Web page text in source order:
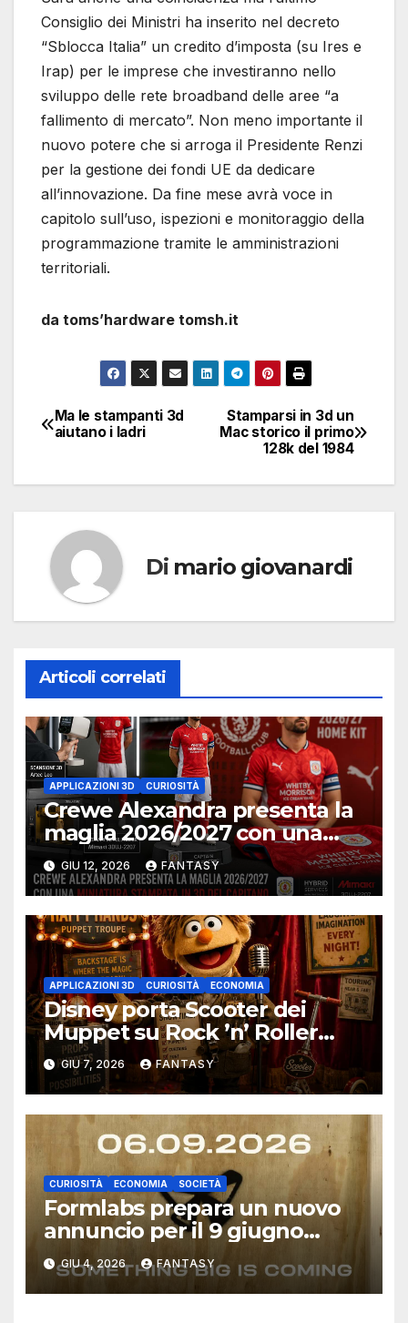
Consiglio dei Ministri ha inserito nel decreto
“Sblocca Italia” un credito d’imposta (su Ires e
Irap) per le imprese che investiranno nello
sviluppo delle rete broadband delle aree “a
fallimento di mercato”. Non meno importante il
nuovo potere che si arroga il Presidente Renzi
per la gestione dei fondi UE da dedicare
all’innovazione. Da fine mese avrà voce in
capitolo sull’uso, ispezioni e monitoraggio della
programmazione tramite le amministrazioni
territoriali.
da toms’hardware tomsh.it
Navigazione
Stamparsi in 3d un
Mac storico il primo
128k del 1984
Ma le stampanti 3d
aiutano i ladri
Di mario giovanardi
Articoli correlati
APPLICAZIONI 3D CURIOSITÀ
Crewe Alexandra presenta la
maglia 2026/2027 con una
miniatura 3D del capitano
GIU 12, 2026 FANTASY
APPLICAZIONI 3D CURIOSITÀ ECONOMIA
Disney porta Scooter dei
Muppet su Rock ’n’ Roller
Coaster con una scocca
stampata in 3D
GIU 7, 2026 FANTASY
CURIOSITÀ ECONOMIA SOCIETÀ
Formlabs prepara un nuovo
annuncio per il 9 giugno
2026: il teaser parla di un
prodotto “big”
GIU 4, 2026 FANTASY